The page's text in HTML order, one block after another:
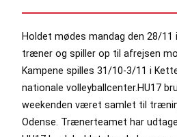
Holdet mødes mandag den 28/11
træner og spiller op til afrejsen
Kampene spilles 31/10-3/11 i
nationale volleyballcenter.HU17
weekenden været samlet til
Odense. Trænerteamet har